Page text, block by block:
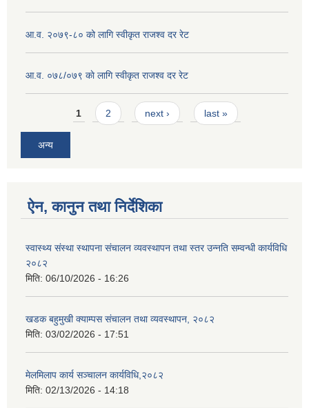
आ.व. २०७९-८० को लागि स्वीकृत राजश्व दर रेट
आ.व. ०७८/०७९ काे लागि स्वीकृत राजश्व दर रेट
Pages1 2 next › last »
अन्य
ऐन, कानुन तथा निर्देशिका
स्वास्थ्य संस्था स्थापना संचालन व्यवस्थापन तथा स्तर उन्नति सम्वन्धी कार्यविधि
२०८२
मिति: 06/10/2026 - 16:26
खडक बहुमुखी क्याम्पस संचालन तथा व्यवस्थापन, २०८२
मिति: 03/02/2026 - 17:51
मेलमिलाप कार्य सञ्चालन कार्यविधि,२०८२
मिति: 02/13/2026 - 14:18